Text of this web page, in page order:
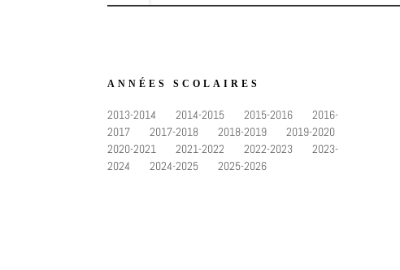
ANNÉES SCOLAIRES
2013-2014 2014-2015 2015-2016
2016-
2017
2017-2018 2018-2019
2019-2020
2020-2021
2021-2022 2022-2023
2023-
2024
2024-2025 2025-2026